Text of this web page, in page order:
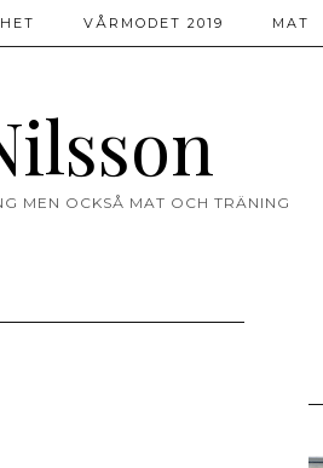
MEN OCKSÅ MAT OCH TRÄNING
VÅRMODET 2019 MAT